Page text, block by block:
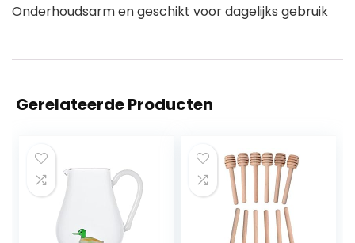
Onderhoudsarm en geschikt voor dagelijks gebruik
Gerelateerde Producten